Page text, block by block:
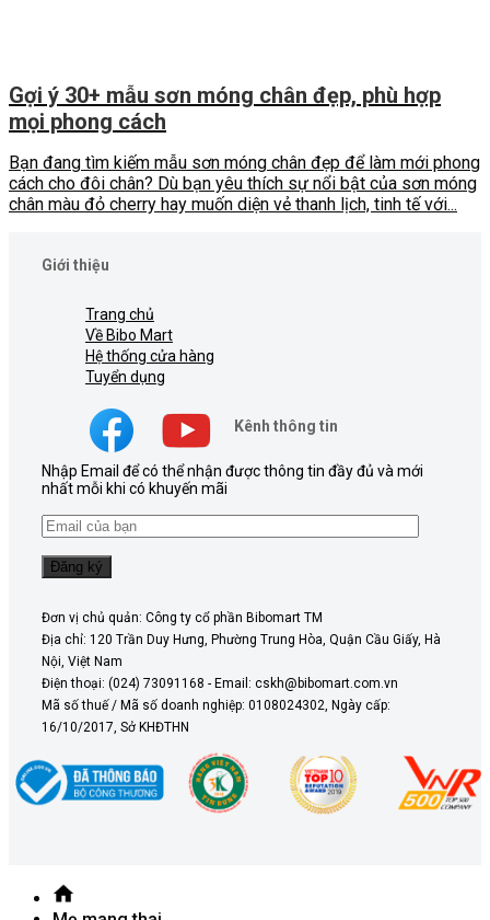
Gợi ý 30+ mẫu sơn móng chân đẹp, phù hợp
mọi phong cách
Bạn đang tìm kiếm mẫu sơn móng chân đẹp để làm mới phong
cách cho đôi chân? Dù bạn yêu thích sự nổi bật của sơn móng
chân màu đỏ cherry hay muốn diện vẻ thanh lịch, tinh tế với...
Giới thiệu
Trang chủ
Về Bibo Mart
Hệ thống cửa hàng
Tuyển dụng
Kênh thông tin
Nhập Email để có thể nhận được thông tin đầy đủ và mới
nhất mỗi khi có khuyến mãi
Đơn vị chủ quản: Công ty cổ phần Bibomart TM
Địa chỉ: 120 Trần Duy Hưng, Phường Trung Hòa, Quận Cầu Giấy, Hà
Nội, Việt Nam
Điện thoại: (024) 73091168 - Email: cskh@bibomart.com.vn
Mã số thuế / Mã số doanh nghiệp: 0108024302, Ngày cấp:
16/10/2017, Sở KHĐTHN